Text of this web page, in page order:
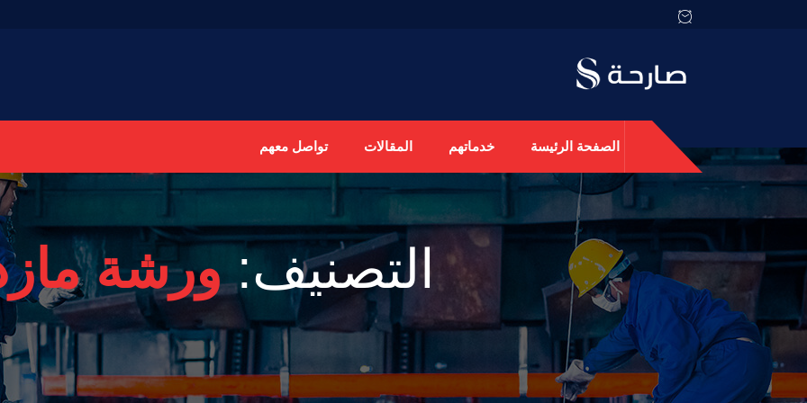
الصفحة الرئيسة خدماتهم المقالات تواصل معهم
التصنيف:ورشة